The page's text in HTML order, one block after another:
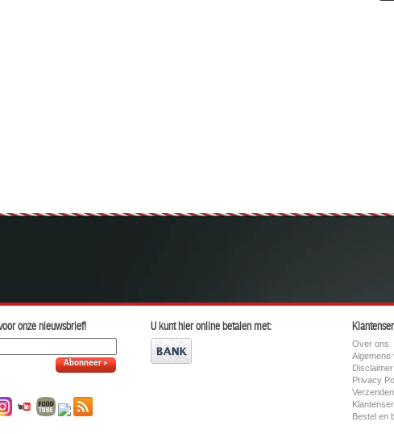
onze nieuwsbrief!
Abonneer »
U kunt hier online betalen met:
Over ons
Algemene
Disclaimer
Privacy
Bestel en